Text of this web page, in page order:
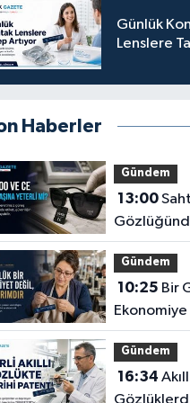
Günlük
Lenslere
Haberler
Gündem
13:00Sahte Güneş
ve CE
Başına
Gündem
10:25
Katkı
Gündem
16:34 Akıllı